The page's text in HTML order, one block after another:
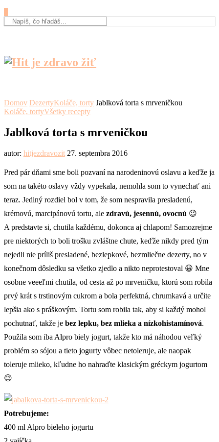
Domov DezertyKoláče, torty Jablková torta s mrveničkou
Koláče, tortyVšetky recepty
Jablková torta s mrveničkou
autor: hitjezdravozit 27. septembra 2016
Pred pár dňami sme boli pozvaní na narodeninovú oslavu a keďže ja
som na takéto oslavy vždy vypekala, nemohla som to vynechať ani
teraz. Jediný rozdiel bol v tom, že som nespravila presladenú,
krémovú, marcipánovú tortu, ale zdravú, jesennú, ovocnú 😉
A predstavte si, chutila každému, dokonca aj chlapom! Samozrejme
pre niektorých to boli trošku zvláštne chute, keďže nikdy pred tým
nejedli nie príliš presladené, bezlepkové, bezmliečne dezerty, no v
konečnom dôsledku sa všetko zjedlo a nikto neprotestoval 😀 Mne
osobne veeeľmi chutila, od cesta až po mrveničku, ktorú som robila
prvý krát s trstinovým cukrom a bola perfektná, chrumkavá a určite
lepšia ako s práškovým. Tortu som robila tak, aby si každý mohol
pochutnať, takže je bez lepku, bez mlieka a nízkohistamínová.
Použila som iba Alpro biely jogurt, takže kto má náhodou veľký
problém so sójou a tieto jogurty vôbec netoleruje, ale naopak
toleruje mlieko, kľudne ho nahraďte klasickým gréckym jogurtom
😉
Potrebujeme:
400 ml Alpro bieleho jogurtu